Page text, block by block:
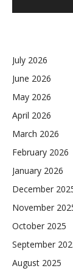
July 2026
June 2026
May 2026
April 2026
March 2026
February 2026
January 2026
December
November
October 2025
September
August 2025